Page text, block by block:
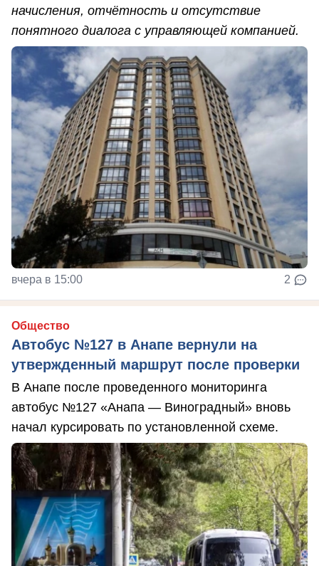
начисления, отчётность и отсутствие
понятного диалога с управляющей компанией.
вчера в 15:00 2
Общество
Автобус №127 в Анапе вернули на
утвержденный маршрут после проверки
В Анапе после проведенного мониторинга
автобус №127 «Анапа — Виноградный» вновь
начал курсировать по установленной схеме.